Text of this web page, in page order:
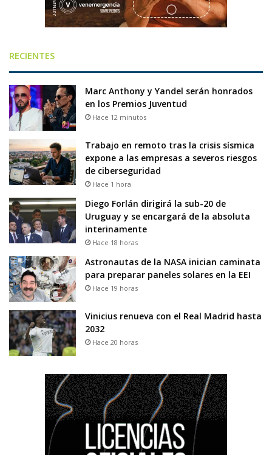
RECIENTES
Marc Anthony y Yandel serán honrados
en los Premios Juventud
Hace 12 minutos
Trabajo en remoto tras la crisis sísmica
expone a las empresas a severos riesgos
de ciberseguridad
Hace 1 hora
Diego Forlán dirigirá la sub-20 de
Uruguay y se encargará de la absoluta
interinamente
Hace 18 horas
Astronautas de la NASA inician caminata
para preparar paneles solares en la EEI
Hace 19 horas
Vinicius renueva con el Real Madrid hasta
2032
Hace 20 horas